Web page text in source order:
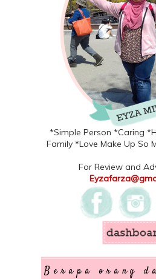
*Simple Person *Caring
Family *Love Make Up So
For Review and
Berapa orang